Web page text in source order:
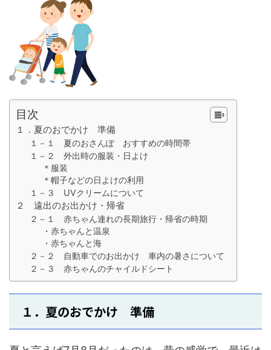
目次
１．夏のおでかけ 準備
１－１ 夏のおさんぽ おすすめの時間帯
１－２ 外出時の服装・日よけ
＊服装
＊帽子などの日よけの利用
１－３ UVクリームについて
２ 遠出のお出かけ・帰省
２－１ 赤ちゃん連れの長期旅行・帰省の時期
・赤ちゃんと温泉
・赤ちゃんと海
２－２ 自動車でのお出かけ 車内の暑さについて
２－３ 赤ちゃんのチャイルドシート
１．夏のおでかけ 準備